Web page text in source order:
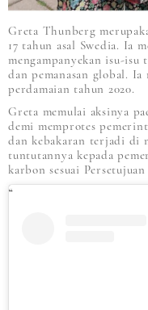
Greta Thunberg
17 tahun asal Swedia. Ia
mengampanyekan isu-
dan pemanasan global.
perdamaian tahun 2020.
Greta memulai aksinya
demi memprotes
dan kebakaran terjadi di
tuntutannya kepada
karbon sesuai